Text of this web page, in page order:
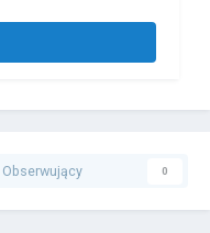
Obserwujący 0